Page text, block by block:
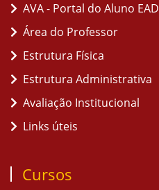
AVA - Portal do Aluno EAD
Área do Professor
Estrutura Física
Estrutura Administrativa
Avaliação Institucional
Links úteis
Cursos